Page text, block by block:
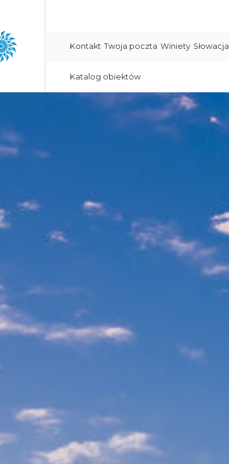
Kontakt Twoja poczta Winiety Słowacja
Katalog obiektów